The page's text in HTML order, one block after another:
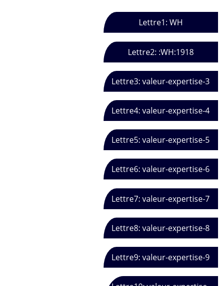
Lettre1: WH
Lettre2: :WH:1918
Lettre3: valeur-expertise-3
Lettre4: valeur-expertise-4
Lettre5: valeur-expertise-5
Lettre6: valeur-expertise-6
Lettre7: valeur-expertise-7
Lettre8: valeur-expertise-8
Lettre9: valeur-expertise-9